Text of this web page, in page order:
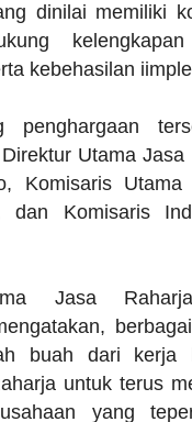
dinilai memiliki
kebehasilan
penghargaan
Utama
Komisaris
dan Komisaris
Jasa
buah dari kerja
untuk terus
yang